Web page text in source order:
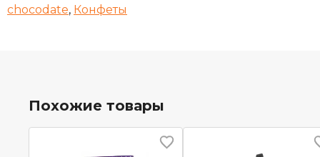
chocodate, Конфеты
Похожие товары